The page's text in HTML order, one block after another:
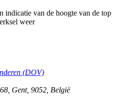
indicatie van de hoogte van de top
weer
(DOV)
Gent, 9052 België